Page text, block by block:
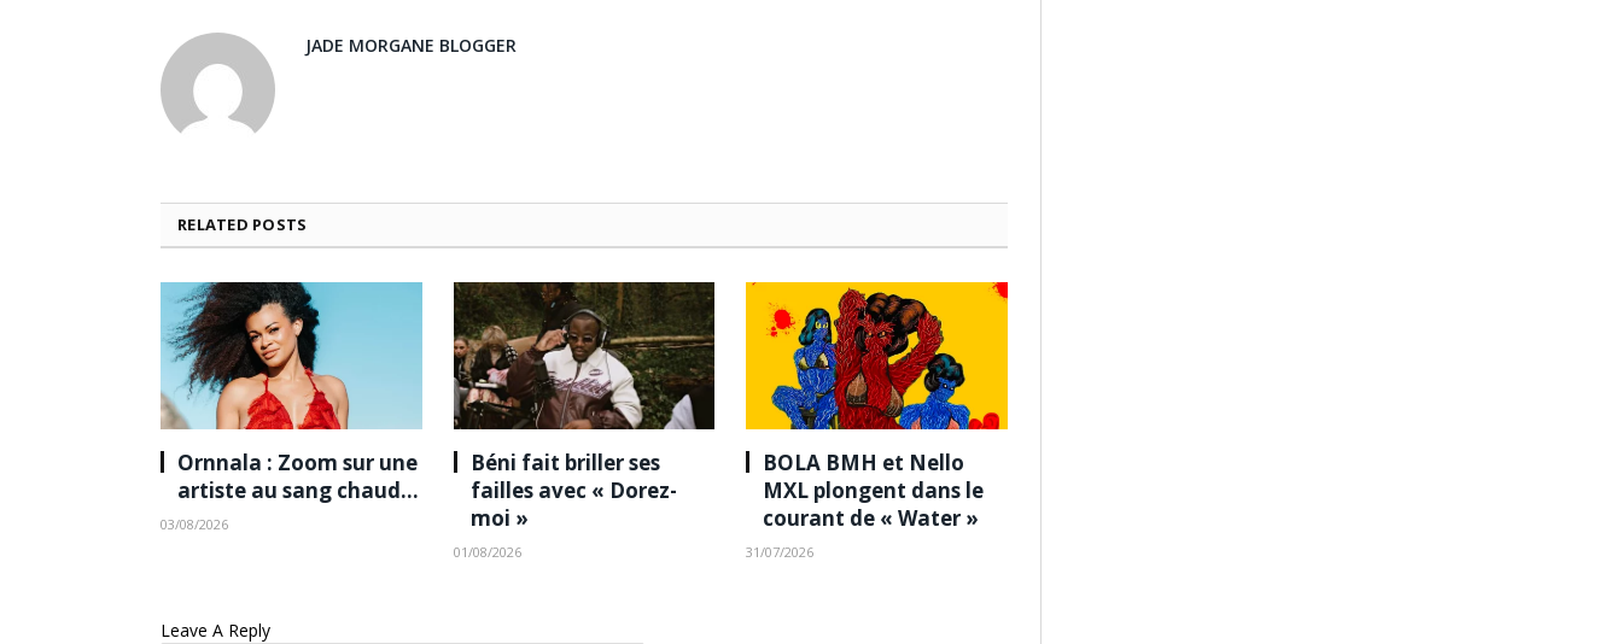
JADE MORGANE BLOGGER
RELATED POSTS
Ornnala : Zoom sur une
artiste au sang chaud…
03/08/2026
Béni fait briller ses
failles avec « Dorez-
moi »
01/08/2026
BOLA BMH et Nello
MXL plongent dans le
courant de « Water »
31/07/2026
Leave A Reply